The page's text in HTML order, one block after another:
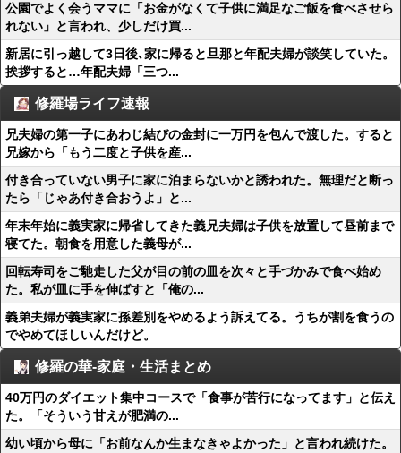
公園でよく会うママに「お金がなくて子供に満足なご飯を食べさせら
れない」と言われ、少しだけ買...
新居に引っ越して3日後､家に帰ると旦那と年配夫婦が談笑していた。
挨拶すると…年配夫婦「三つ...
修羅場ライフ速報
兄夫婦の第一子にあわじ結びの金封に一万円を包んで渡した。すると
兄嫁から「もう二度と子供を産...
付き合っていない男子に家に泊まらないかと誘われた。無理だと断っ
たら「じゃあ付き合おうよ」と...
年末年始に義実家に帰省してきた義兄夫婦は子供を放置して昼前まで
寝てた。朝食を用意した義母が...
回転寿司をご馳走した父が目の前の皿を次々と手づかみで食べ始め
た。私が皿に手を伸ばすと「俺の...
義弟夫婦が義実家に孫差別をやめるよう訴えてる。うちが割を食うの
でやめてほしいんだけど。
修羅の華-家庭・生活まとめ
40万円のダイエット集中コースで「食事が苦行になってます」と伝え
た。「そういう甘えが肥満の...
幼い頃から母に「お前なんか生まなきゃよかった」と言われ続けた。